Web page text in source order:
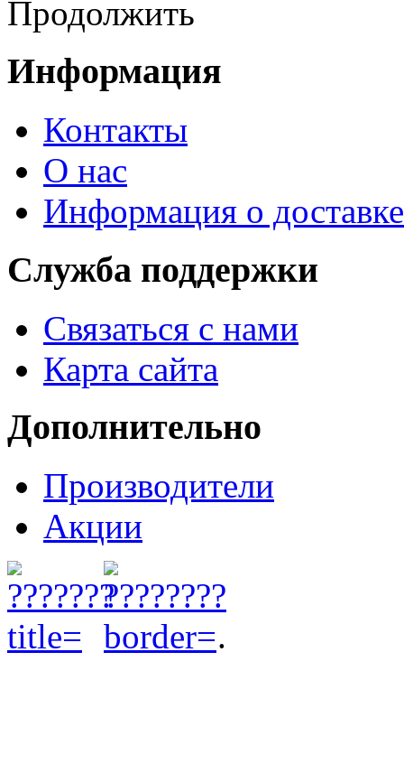
Продолжить
Информация
Контакты
О нас
Информация о доставке
Служба поддержки
Связаться с нами
Карта сайта
Дополнительно
Производители
Акции
.